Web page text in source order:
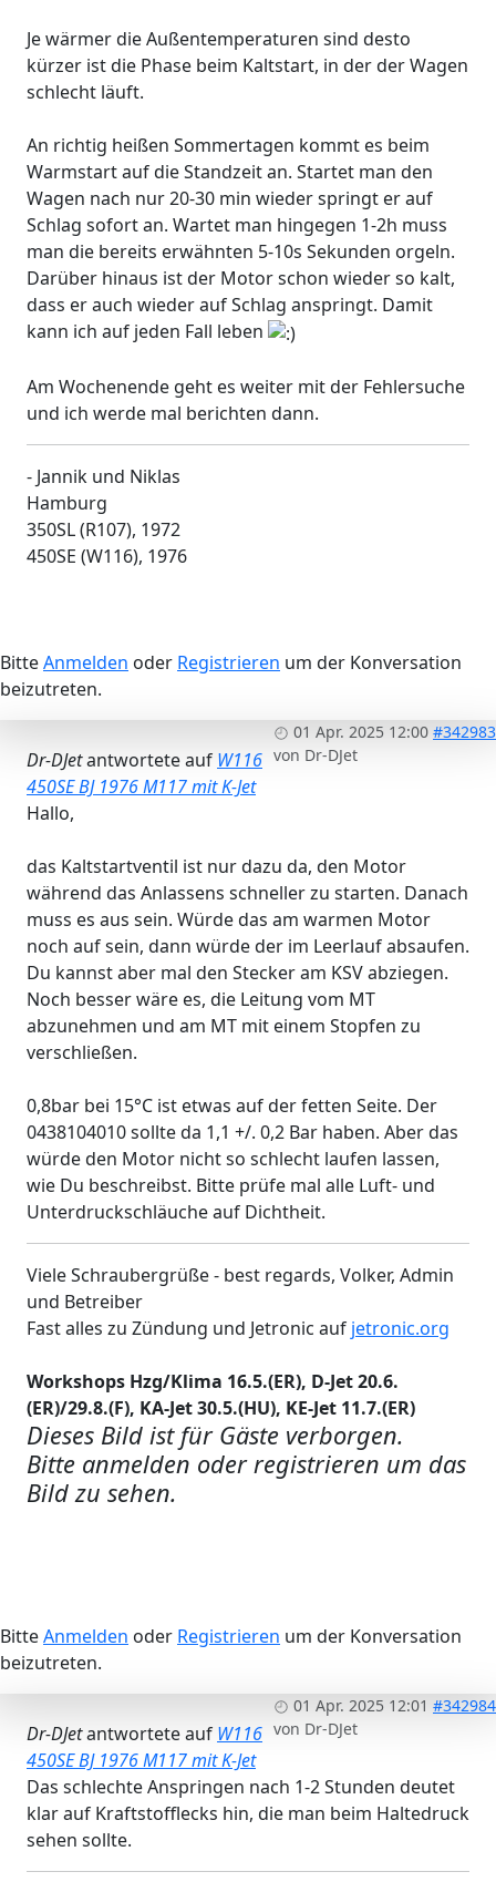
Je wärmer die Außentemperaturen sind desto
kürzer ist die Phase beim Kaltstart, in der der Wagen
schlecht läuft.
An richtig heißen Sommertagen kommt es beim
Warmstart auf die Standzeit an. Startet man den
Wagen nach nur 20-30 min wieder springt er auf
Schlag sofort an. Wartet man hingegen 1-2h muss
man die bereits erwähnten 5-10s Sekunden orgeln.
Darüber hinaus ist der Motor schon wieder so kalt,
dass er auch wieder auf Schlag anspringt. Damit
kann ich auf jeden Fall leben
Am Wochenende geht es weiter mit der Fehlersuche
und ich werde mal berichten dann.
- Jannik und Niklas
Hamburg
350SL (R107), 1972
450SE (W116), 1976
BitteAnmelden oder Registrieren um der Konversation
beizutreten.
01 Apr. 2025 12:00 #342983
von Dr-DJet
Dr-DJetantwortete auf W116
450SE BJ 1976 M117 mit K-Jet
Hallo,
das Kaltstartventil ist nur dazu da, den Motor
während das Anlassens schneller zu starten. Danach
muss es aus sein. Würde das am warmen Motor
noch auf sein, dann würde der im Leerlauf absaufen.
Du kannst aber mal den Stecker am KSV abziegen.
Noch besser wäre es, die Leitung vom MT
abzunehmen und am MT mit einem Stopfen zu
verschließen.
0,8bar bei 15°C ist etwas auf der fetten Seite. Der
0438104010 sollte da 1,1 +/. 0,2 Bar haben. Aber das
würde den Motor nicht so schlecht laufen lassen,
wie Du beschreibst. Bitte prüfe mal alle Luft- und
Unterdruckschläuche auf Dichtheit.
Viele Schraubergrüße - best regards, Volker, Admin
und Betreiber
Fast alles zu Zündung und Jetronic auf jetronic.org
Workshops Hzg/Klima 16.5.(ER), D-Jet 20.6.
(ER)/29.8.(F), KA-Jet 30.5.(HU), KE-Jet 11.7.(ER)
Dieses Bild ist für Gäste verborgen.
Bitte anmelden oder registrieren um das
Bild zu sehen.
BitteAnmelden oder Registrieren um der Konversation
beizutreten.
01 Apr. 2025 12:01 #342984
von Dr-DJet
Dr-DJetantwortete auf W116
450SE BJ 1976 M117 mit K-Jet
Das schlechte Anspringen nach 1-2 Stunden deutet
klar auf Kraftstofflecks hin, die man beim Haltedruck
sehen sollte.